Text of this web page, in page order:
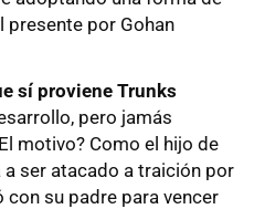
presente por Gohan
sí proviene Trunks
pero jamás
motivo? Como el hijo de
ser atacado a traición por
su padre para vencer